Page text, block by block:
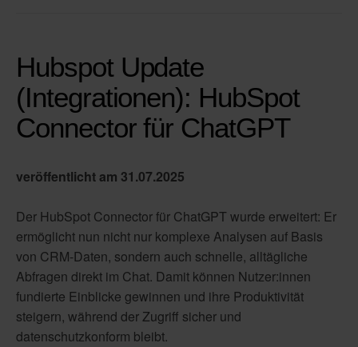
Hubspot Update
(Integrationen): HubSpot
Connector für ChatGPT
veröffentlicht am 31.07.2025
Der HubSpot Connector für ChatGPT wurde erweitert: Er
ermöglicht nun nicht nur komplexe Analysen auf Basis
von CRM-Daten, sondern auch schnelle, alltägliche
Abfragen direkt im Chat. Damit können Nutzer:innen
fundierte Einblicke gewinnen und ihre Produktivität
steigern, während der Zugriff sicher und
datenschutzkonform bleibt.